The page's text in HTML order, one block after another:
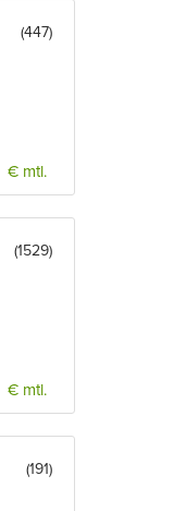
(447)
€ mtl.
(1529)
€ mtl.
(191)